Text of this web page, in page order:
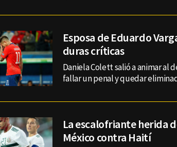
Esposa de Eduardo
duras críticas
Daniela Colett salió a animar al
fallar un penal y quedar
La escalofriante herida
México contra Haití